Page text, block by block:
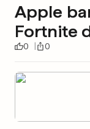
Apple
Fortnite
0 0